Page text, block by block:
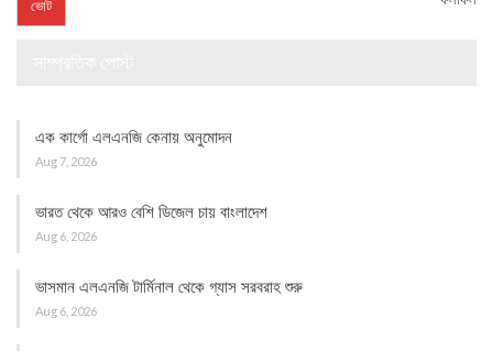
এক কার্গো এলএনজি কেনায় অনুমোদন
Aug 7, 2026
ভারত থেকে আরও বেশি ডিজেল চায় বাংলাদেশ
Aug 6, 2026
ভাসমান এলএনজি টার্মিনাল থেকে গ্যাস সরবরাহ শুরু
Aug 6, 2026